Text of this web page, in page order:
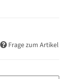
Frage zum Artikel